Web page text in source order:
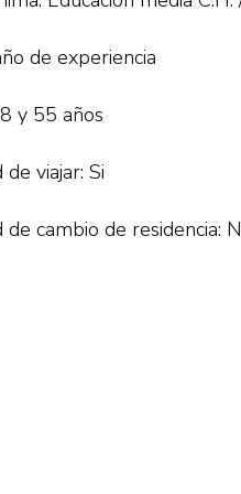
de experiencia
y 55 años
viajar: Si
de cambio de residencia: